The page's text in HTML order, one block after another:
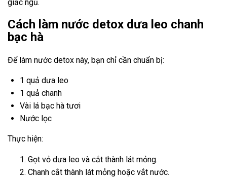
giấc ngủ.
Cách làm nước detox dưa leo chanh
bạc hà
Để làm nước detox này, bạn chỉ cần chuẩn bị:
1 quả dưa leo
1 quả chanh
Vài lá bạc hà tươi
Nước lọc
Thực hiện:
Gọt vỏ dưa leo và cắt thành lát mỏng.
Chanh cắt thành lát mỏng hoặc vắt nước.